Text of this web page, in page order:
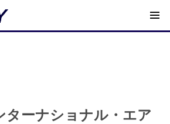
ターナショナル・エア